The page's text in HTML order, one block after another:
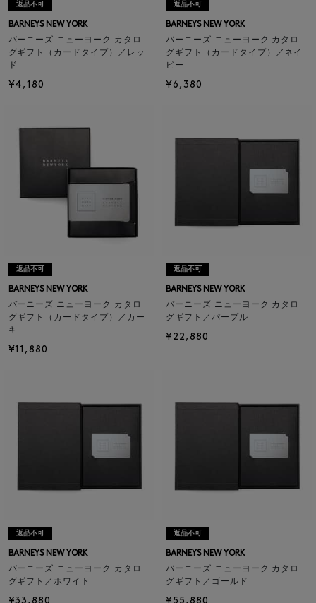
返品不可
BARNEYS NEW YORK
バーニーズ ニューヨーク カタロ
グギフト（カードタイプ）／レッ
ド
¥4,180
返品不可
BARNEYS NEW YORK
バーニーズ ニューヨーク カタロ
グギフト（カードタイプ）／ネイ
ビー
¥6,380
返品不可
BARNEYS NEW YORK
バーニーズ ニューヨーク カタロ
グギフト（カードタイプ）／カー
キ
¥11,880
返品不可
BARNEYS NEW YORK
バーニーズ ニューヨーク カタロ
グギフト／パープル
¥22,880
返品不可
BARNEYS NEW YORK
バーニーズ ニューヨーク カタロ
グギフト／ホワイト
返品不可
BARNEYS NEW YORK
バーニーズ ニューヨーク カタロ
グギフト／ゴールド